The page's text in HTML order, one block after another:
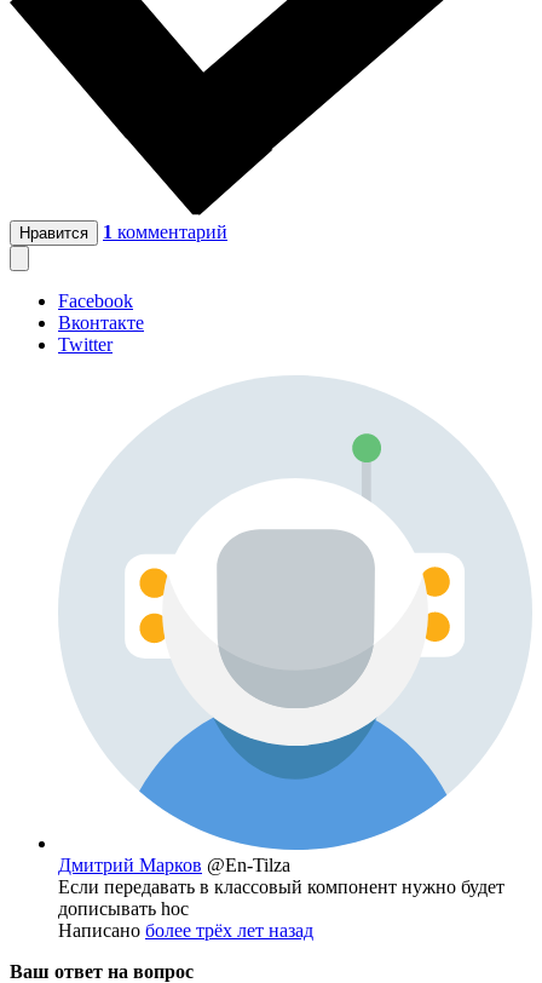
Нравится 1 комментарий
Facebook
Вконтакте
Twitter
Дмитрий Марков @En-Tilza
Если передавать в классовый компонент нужно будет
дописывать hoc
Написано более трёх лет назад
Ваш ответ на вопрос